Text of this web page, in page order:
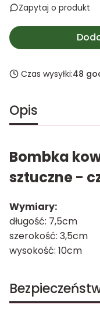
Zapytaj o produkt
Czas wysyłki:48
Opis
Bombka
sztuczne -
Wymiary:
długość: 7,5cm
szerokość: 3,5cm
wysokość: 10cm